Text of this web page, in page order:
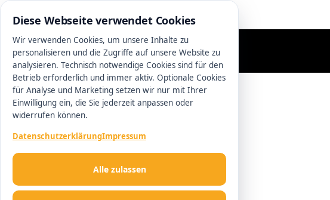
0511 13221100
Diese Webseite verwendet Cookies
Wir verwenden Cookies, um unsere Inhalte zu
personalisieren und die Zugriffe auf unsere Website zu
analysieren. Technisch notwendige Cookies sind für den
Betrieb erforderlich und immer aktiv. Optionale Cookies
für Analyse und Marketing setzen wir nur mit Ihrer
Einwilligung ein, die Sie jederzeit anpassen oder
widerrufen können.
DatenschutzerklärungImpressum
Alle zulassen